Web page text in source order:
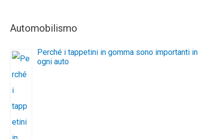
Automobilismo
Perché i tappetini in gomma sono importanti in
ogni auto